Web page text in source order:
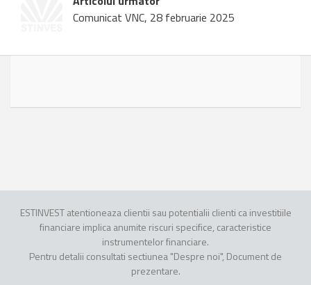
Comunicat VNC, 28 februarie 2025
ESTINVEST atentioneaza clientii sau potentialii clienti ca investitiile
financiare implica anumite riscuri specifice, caracteristice
instrumentelor financiare.
Pentru detalii consultati sectiunea "Despre noi", Document de
prezentare.